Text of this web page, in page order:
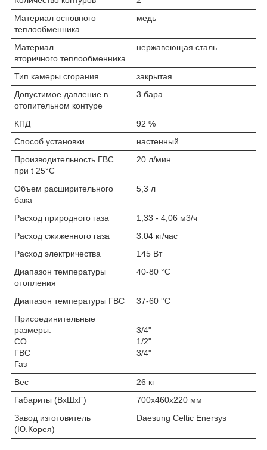
Материал основного
теплообменника
медь
Материал
вторичного теплообменника
нержавеющая сталь
Тип камеры сгорания
закрытая
Допустимое давление в
отопительном контуре
3 бара
КПД
92 %
Способ установки
настенный
Производительность ГВС
при t 25°С
20 л/мин
Объем расширительного
бака
5,3 л
Расход природного газа
1,33 - 4,06 м3/ч
Расход сжиженного газа
3.04 кг/час
Расход электричества
145 Вт
Диапазон температуры
отопления
40-80 °С
Диапазон температуры ГВС
37-60 °С
Присоединительные
размеры:
СО
ГВС
Газ
3/4"
1/2"
3/4"
Вес
26 кг
Габариты (ВхШхГ)
700х460х220 мм
Завод изготовитель
(Ю.Корея)
Daesung Celtic Enersys